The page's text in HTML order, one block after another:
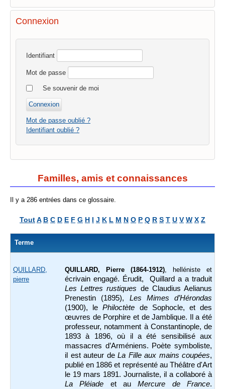
Connexion
Identifiant
Mot de passe
Se souvenir de moi
Mot de passe oublié ?
Identifiant oublié ?
Familles, amis et connaissances
Il y a 286 entrées dans ce glossaire.
ToutA B C D E F G H I J K L M N O P Q R S T U V W X Z
Terme
QUILLARD,
pierre
QUILLARD, Pierre (1864-1912), helléniste et
écrivain engagé. Érudit, Quillard a a traduit
Les Lettres rustiques de Claudius Aelianus
Prenestin (1895), Les Mimes d’Hérondas
(1900), lePhiloctète de Sophocle, et des
œuvres de Porphire et de Jamblique. Il a été
professeur, notamment à Constantinople, de
1893 à 1896, où il a été sensibilisé aux
massacres d’Arméniens. Poète symboliste,
il est auteur de La Fille aux mains coupées,
publié en 1886 et représenté au Théâtre d'Art
le 19 mars 1891. Journaliste, il a collaboré à
La Pléiade et auMercure de France.